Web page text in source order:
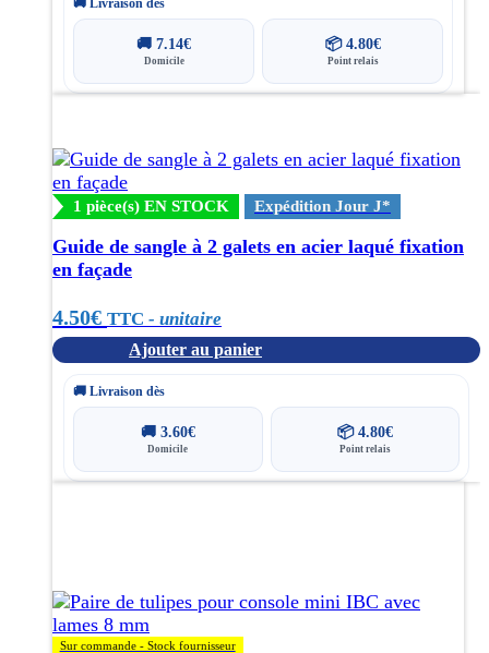
🚚 Livraison dès
🚚7.14€
Domicile
📦 4.80€
Point relais
1 pièce(s) EN STOCK Expédition Jour J*
Guide de sangle à 2 galets en acier laqué fixation
en façade
4.50€ TTC - unitaire
Ajouter au panier
🚚 Livraison dès
🚚 3.60€
Domicile
📦 4.80€
Point relais
Sur commande - Stock fournisseur